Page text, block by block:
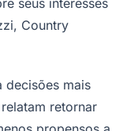
que
duração,